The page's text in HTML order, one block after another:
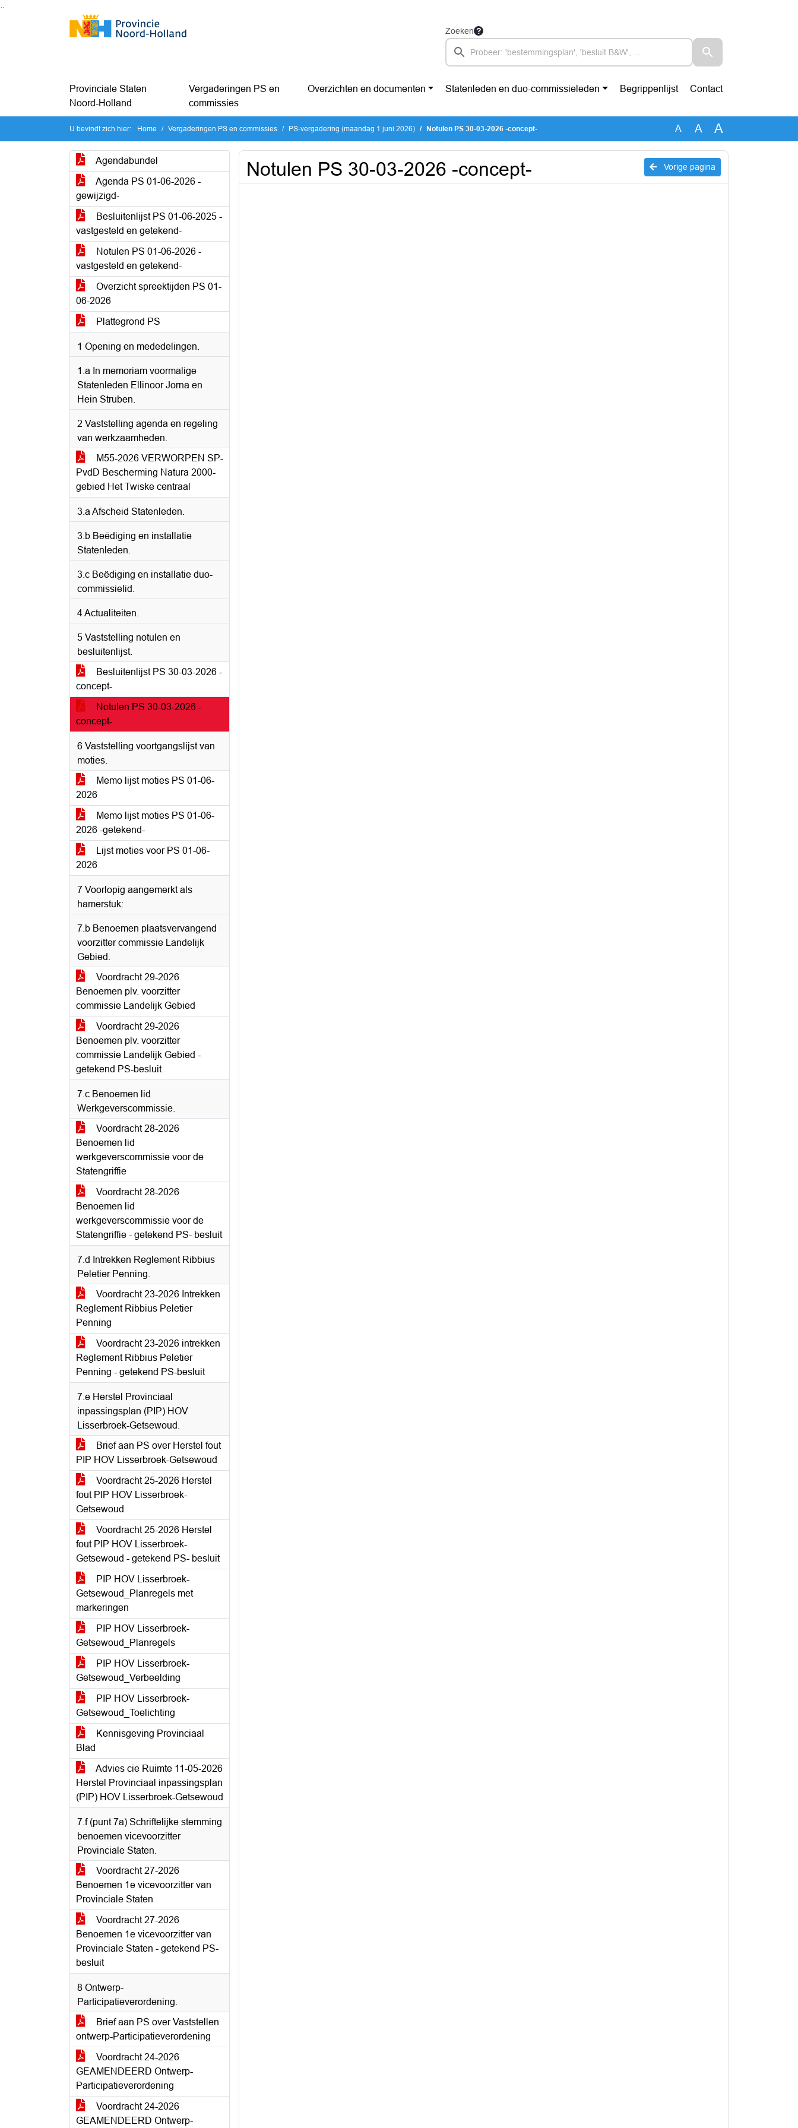
Ga naar de inhoud van deze pagina
Ga naar het zoeken
Zoeken
Provinciale Staten
Noord-Holland
Vergaderingen PS en
commissies
Overzichten en documenten Statenleden en duo-commissieleden Begrippenlijst Contact
U bevindt zich hier: Home Vergaderingen PS en commissies PS-vergadering (maandag 1 juni 2026) Notulen PS 30-03-2026 -concept- A A A
Agendabundel
Agenda PS 01-06-2026 -
gewijzigd-
Besluitenlijst PS 01-06-2025 -
vastgesteld en getekend-
Notulen PS 01-06-2026 -
vastgesteld en getekend-
Overzicht spreektijden PS 01-
06-2026
Plattegrond PS
1 Opening en mededelingen.
1.a In memoriam voormalige
Statenleden Ellinoor Jorna en
Hein Struben.
2 Vaststelling agenda en regeling
van werkzaamheden.
M55-2026 VERWORPEN SP-
PvdD Bescherming Natura 2000-
gebied Het Twiske centraal
3.a Afscheid Statenleden.
3.b Beëdiging en installatie
Statenleden.
3.c Beëdiging en installatie duo-
commissielid.
4 Actualiteiten.
5 Vaststelling notulen en
besluitenlijst.
Besluitenlijst PS 30-03-2026 -
concept-
Notulen PS 30-03-2026 -
concept-
6 Vaststelling voortgangslijst van
moties.
Memo lijst moties PS 01-06-
2026
Memo lijst moties PS 01-06-
2026 -getekend-
Lijst moties voor PS 01-06-
2026
7 Voorlopig aangemerkt als
hamerstuk:
7.b Benoemen plaatsvervangend
voorzitter commissie Landelijk
Gebied.
Voordracht 29-2026
Benoemen plv. voorzitter
commissie Landelijk Gebied
Voordracht 29-2026
Benoemen plv. voorzitter
commissie Landelijk Gebied -
getekend PS-besluit
7.c Benoemen lid
Werkgeverscommissie.
Voordracht 28-2026
Benoemen lid
werkgeverscommissie voor de
Statengriffie
Voordracht 28-2026
Benoemen lid
werkgeverscommissie voor de
Statengriffie - getekend PS- besluit
7.d Intrekken Reglement Ribbius
Peletier Penning.
Voordracht 23-2026 Intrekken
Reglement Ribbius Peletier
Penning
Voordracht 23-2026 intrekken
Reglement Ribbius Peletier
Penning - getekend PS-besluit
7.e Herstel Provinciaal
inpassingsplan (PIP) HOV
Lisserbroek-Getsewoud.
Brief aan PS over Herstel fout
PIP HOV Lisserbroek-Getsewoud
Voordracht 25-2026 Herstel
fout PIP HOV Lisserbroek-
Getsewoud
Voordracht 25-2026 Herstel
fout PIP HOV Lisserbroek-
Getsewoud - getekend PS- besluit
PIP HOV Lisserbroek-
Getsewoud_Planregels met
markeringen
PIP HOV Lisserbroek-
Getsewoud_Planregels
PIP HOV Lisserbroek-
Getsewoud_Verbeelding
PIP HOV Lisserbroek-
Getsewoud_Toelichting
Kennisgeving Provinciaal
Blad
Advies cie Ruimte 11-05-2026
Herstel Provinciaal inpassingsplan
(PIP) HOV Lisserbroek-Getsewoud
7.f (punt 7a) Schriftelijke stemming
benoemen vicevoorzitter
Provinciale Staten.
Voordracht 27-2026
Benoemen 1e vicevoorzitter van
Provinciale Staten
Voordracht 27-2026
Benoemen 1e vicevoorzitter van
Provinciale Staten - getekend PS-
besluit
8 Ontwerp-
Participatieverordening.
Brief aan PS over Vaststellen
ontwerp-Participatieverordening
Voordracht 24-2026
GEAMENDEERD Ontwerp-
Participatieverordening
Voordracht 24-2026
GEAMENDEERD Ontwerp-
Vorige pagina
Notulen PS 30-03-2026 -concept-